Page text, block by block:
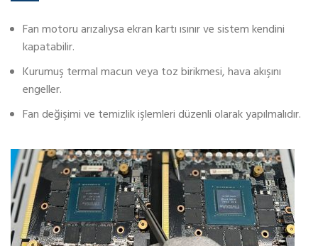
Fan motoru arızalıysa ekran kartı ısınır ve sistem kendini
kapatabilir.
Kurumuş termal macun veya toz birikmesi, hava akışını
engeller.
Fan değişimi ve temizlik işlemleri düzenli olarak yapılmalıdır.